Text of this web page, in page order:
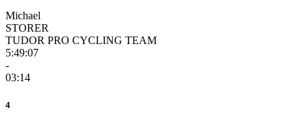
Michael
STORER
TUDOR PRO CYCLING TEAM
5:49:07
-
03:14
4